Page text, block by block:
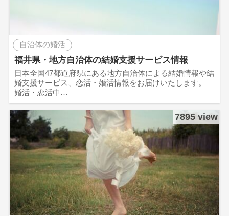
自治体の婚活
福井県・地方自治体の結婚支援サービス情報
日本全国47都道府県にある地方自治体による結婚情報や結
婚支援サービス、恋活・婚活情報をお届けいたします。
婚活・恋活中…
7895 view